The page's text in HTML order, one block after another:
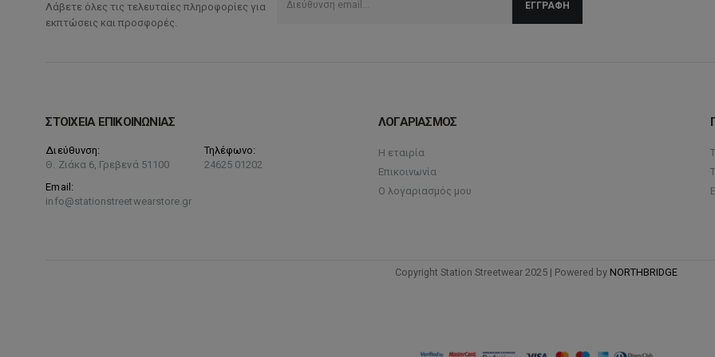
μπορούν
προϊόντος
Λάβετε όλες τις τελευταίες πληροφορίες για
εκπτώσεις και προσφορές.
ΣΤΟΙΧΕΙΑ ΕΠΙΚΟΙΝΩΝΙΑΣ
Διεύθυνση:
Θ. Ζιάκα 6, Γρεβενά 51100
Τηλέφωνο:
24625 01202
Email:
info@stationstreetwearstore.gr
ΛΟΓΑΡΙΑΣΜΟΣ
Η εταιρία
Επικοινωνία
Ο λογαριασμός μου
Copyright Station Streetwear 2025 | Powered by NORTHBRIDGE